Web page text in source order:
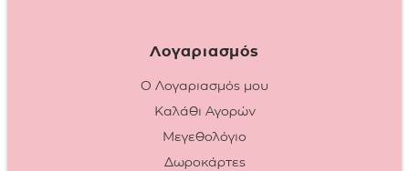
Λογαριασμός
Ο Λογαριασμός μου
Καλάθι Αγορών
Μεγεθολόγιο
Δωροκάρτες